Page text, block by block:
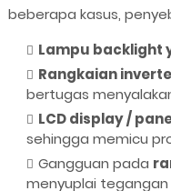
beberapa kasus,
Lampu backlight
Rangkaian
bertugas
LCD display /
sehingga memicu
Gangguan pada
menyuplai